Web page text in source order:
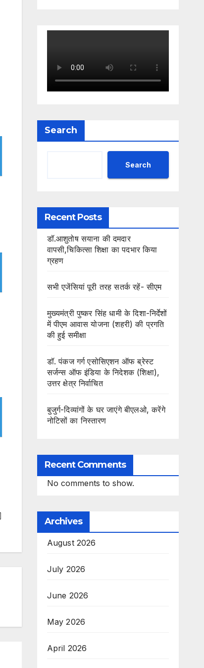
Search
Search
Recent Posts
डॉ.आशुतोष सयाना की दमदार
वापसी,चिकित्सा शिक्षा का पदभार किया
ग्रहण
सभी एजेंसियां पूरी तरह सतर्क रहें- सीएम
मुख्यमंत्री पुष्कर सिंह धामी के दिशा-निर्देशों
में पीएम आवास योजना (शहरी) की प्रगति
की हुई समीक्षा
डॉ. पंकज गर्ग एसोसिएशन ऑफ ब्रेस्ट
सर्जन्स ऑफ इंडिया के निदेशक (शिक्षा),
उत्तर क्षेत्र निर्वाचित
बुजुर्ग-दिव्यांगों के घर जाएंगे बीएलओ, करेंगे
नोटिसों का निस्तारण
Recent Comments
No comments to show.
Archives
August 2026
July 2026
June 2026
May 2026
April 2026